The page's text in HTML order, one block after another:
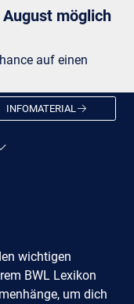
möglich
auf einen
INFOMATERIAL
wichtigen
BWL Lexikon
um dich